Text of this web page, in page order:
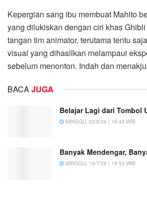
Kepergian sang ibu membuat Mahito
yang dilukiskan dengan ciri khas
tangan tim animator, terutama tentu
visual yang dihasilkan melampaui
sebelum menonton. Indah dan
BACAJUGA
Belajar Lagi dari Tombol
MINGGU, 02/8/26 | 18:43 WIB
Banyak Mendengar,
MINGGU, 19/7/26 | 19:50 WIB